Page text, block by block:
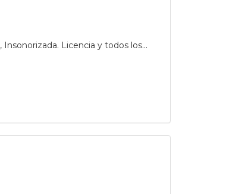
Licencia y todos los...